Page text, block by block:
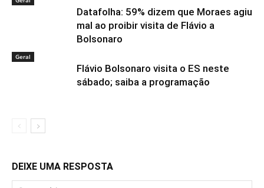
Datafolha: 59% dizem que Moraes agiu
mal ao proibir visita de Flávio a
Bolsonaro
Geral
Flávio Bolsonaro visita o ES neste
sábado; saiba a programação
DEIXE UMA RESPOSTA